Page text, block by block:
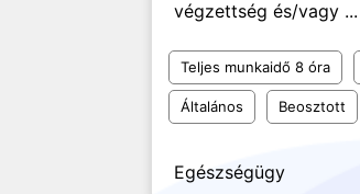
végzettség és/vagy ...
Teljes munkaidő 8 óra
Általános Beosztott
Egészségügy